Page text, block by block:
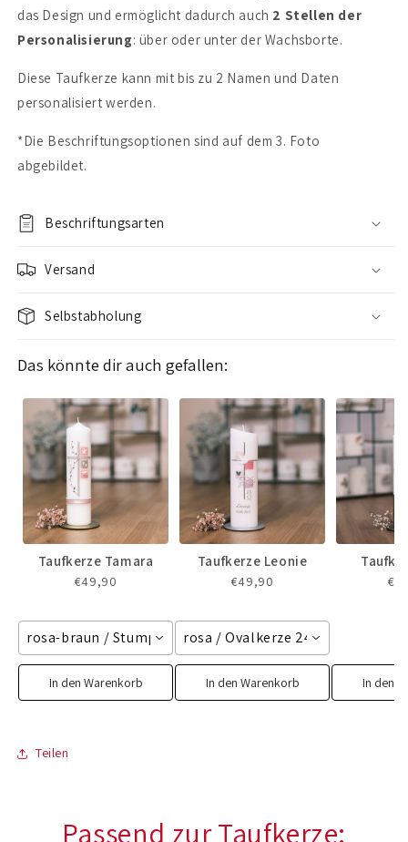
das Design und ermöglicht dadurch auch 2 Stellen der
Personalisierung: über oder unter der Wachsborte.
Diese Taufkerze kann mit bis zu 2 Namen und Daten
personalisiert werden.
*Die Beschriftungsoptionen sind auf dem 3. Foto
abgebildet.
Beschriftungsarten
Versand
Selbstabholung
Das könnte dir auch gefallen:
Taufkerze Tamara
€49,90
rosa-braun / Stumpenkerze 250/60 mm
In den Warenkorb
Taufkerze Leonie
€49,90
rosa / Ovalkerze 240/65 mm
In den Warenkorb In den
Teilen
Passend zur Taufkerze: